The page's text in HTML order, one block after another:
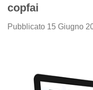
copfai
Pubblicato 15 Giugno